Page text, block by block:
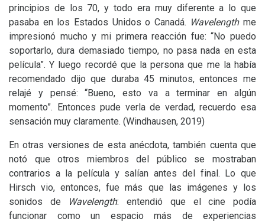
principios de los 70, y todo era muy diferente a lo que
pasaba en los Estados Unidos o Canadá. Wavelength me
impresionó mucho y mi primera reacción fue: “No puedo
soportarlo, dura demasiado tiempo, no pasa nada en esta
película”. Y luego recordé que la persona que me la había
recomendado dijo que duraba 45 minutos, entonces me
relajé y pensé: “Bueno, esto va a terminar en algún
momento”. Entonces pude verla de verdad, recuerdo esa
sensación muy claramente. (Windhausen, 2019)
En otras versiones de esta anécdota, también cuenta que
notó que otros miembros del público se mostraban
contrarios a la película y salían antes del final. Lo que
Hirsch vio, entonces, fue más que las imágenes y los
sonidos de
Wavelength: entendió que el cine podía
funcionar como un espacio más de experiencias